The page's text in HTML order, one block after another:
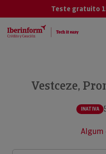
Teste gratuito
Vestceze,
INATIVA
Algum